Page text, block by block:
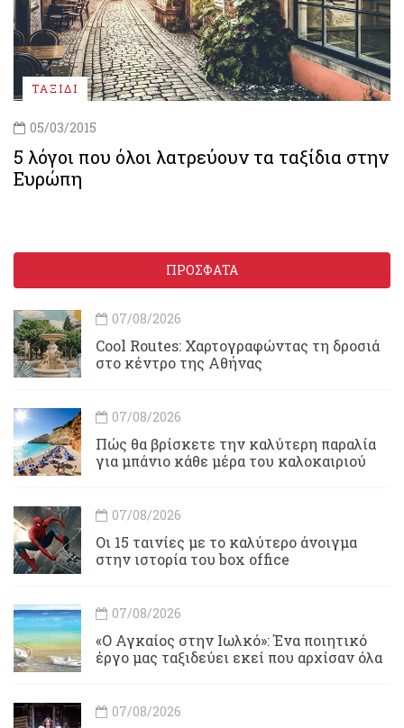
ΤΑΞΙΔΙ
05/03/2015
5 λόγοι που όλοι λατρεύουν τα ταξίδια στην
Ευρώπη
ΠΡΟΣΦΑΤΑ
07/08/2026
Cool Routes: Χαρτογραφώντας τη δροσιά
στο κέντρο της Αθήνας
07/08/2026
Πώς θα βρίσκετε την καλύτερη παραλία
για μπάνιο κάθε μέρα του καλοκαιριού
07/08/2026
Οι 15 ταινίες με το καλύτερο άνοιγμα
στην ιστορία του box office
07/08/2026
«Ο Αγκαίος στην Ιωλκό»: Ένα ποιητικό
έργο μας ταξιδεύει εκεί που αρχίσαν όλα
07/08/2026